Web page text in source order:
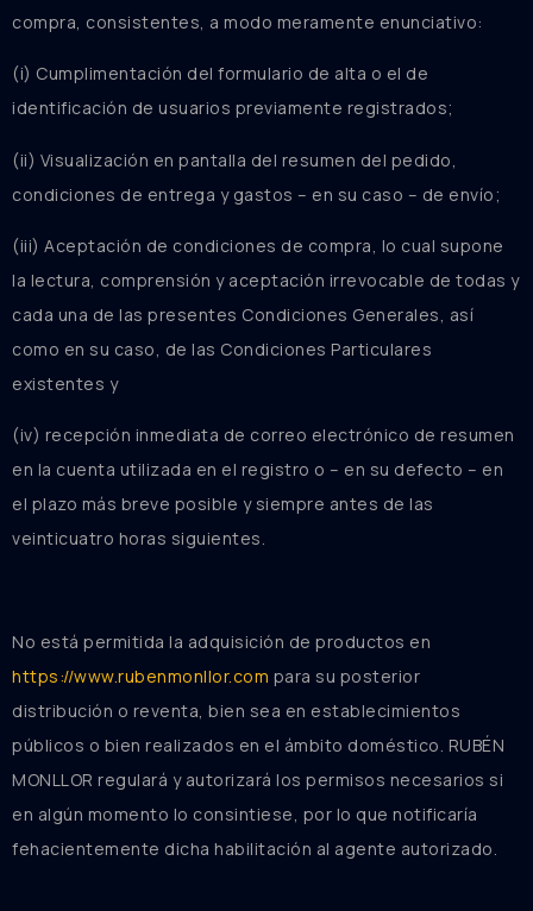
compra, consistentes, a modo meramente enunciativo:
(i) Cumplimentación del formulario de alta o el de
identificación de usuarios previamente registrados;
(ii) Visualización en pantalla del resumen del pedido,
condiciones de entrega y gastos – en su caso – de envío;
(iii) Aceptación de condiciones de compra, lo cual supone
la lectura, comprensión y aceptación irrevocable de todas y
cada una de las presentes Condiciones Generales, así
como en su caso, de las Condiciones Particulares
existentes y
(iv) recepción inmediata de correo electrónico de resumen
en la cuenta utilizada en el registro o – en su defecto – en
el plazo más breve posible y siempre antes de las
veinticuatro horas siguientes.
No está permitida la adquisición de productos en
https://www.rubenmonllor.com para su posterior
distribución o reventa, bien sea en establecimientos
públicos o bien realizados en el ámbito doméstico. RUBÉN
MONLLOR regulará y autorizará los permisos necesarios si
en algún momento lo consintiese, por lo que notificaría
fehacientemente dicha habilitación al agente autorizado.